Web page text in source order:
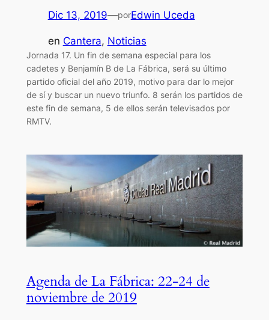
Dic 13, 2019—porEdwin Uceda
en Cantera, Noticias
Jornada 17. Un fin de semana especial para los
cadetes y Benjamín B de La Fábrica, será su último
partido oficial del año 2019, motivo para dar lo mejor
de sí y buscar un nuevo triunfo. 8 serán los partidos de
este fin de semana, 5 de ellos serán televisados por
RMTV.
Agenda de La Fábrica: 22-24 de
noviembre de 2019